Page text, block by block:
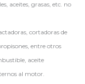
aceites, grasas, etc. no
cortadoras de
entre otros
aceite
al motor.